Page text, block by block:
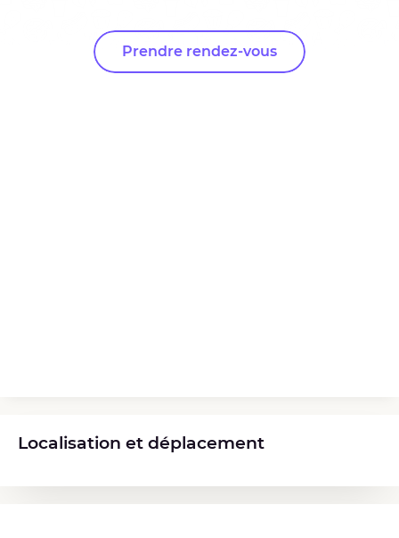
Prendre rendez-vous
Localisation et déplacement